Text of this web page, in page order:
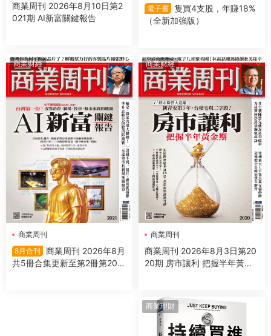
商業周刊 2026年8月10日第2
021期 AI新富關鍵報告
電子書 隻買4支股，年賺18%
（全新加強版）
商業财經
商業周刊
8月合刊
商業周刊 2026年8月
共5冊合集更新至第2冊第2021
商業财經
商業周刊
商業周刊 2026年8月3日第20
20期 房市讓利 把握半年黃金
商業理財